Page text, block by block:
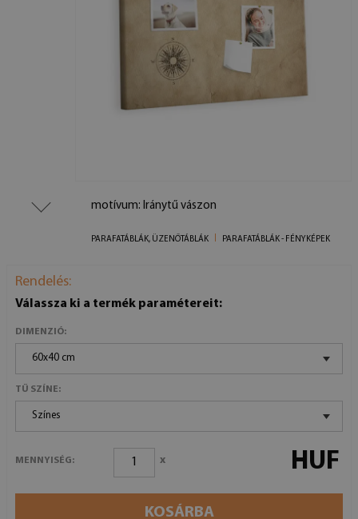
motívum: Iránytű vászon
PARAFATÁBLÁK, ÜZENŐTÁBLÁK PARAFATÁBLÁK - FÉNYKÉPEK
Rendelés:
Válassza ki a termék paramétereit:
DIMENZIÓ:
60x40 cm
TŰ SZÍNE:
Színes
MENNYISÉG: x HUF
KOSÁRBA